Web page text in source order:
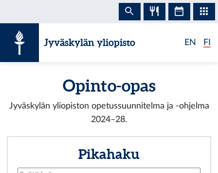
Jyväskylän yliopisto EN FI
Opinto-opas
Jyväskylän yliopiston opetussuunnitelma ja -ohjelma
2024–28.
Pikahaku